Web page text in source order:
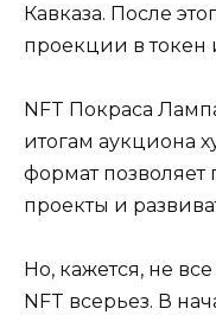
Кавказа. После
проекции в токен
NFT Покраса
итогам аукциона
формат позволяет
проекты и
Но, кажется, не
NFT всерьез. В